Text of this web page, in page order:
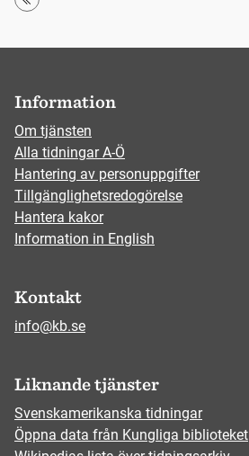
Första
Information
Om tjänsten
Alla tidningar A-Ö
Hantering av personuppgifter
Tillgänglighetsredogörelse
Hantera kakor
Information in English
Kontakt
info@kb.se
Liknande tjänster
Svenskamerikanska tidningar
Öppna data från Kungliga biblioteket